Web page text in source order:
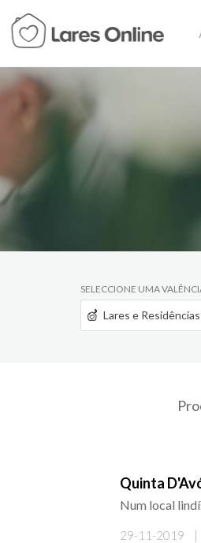
SELECCIONE UMA
Lares e Residências
Quinta
Num local
29-11-2019 |